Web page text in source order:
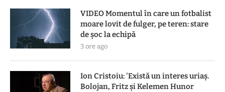
VIDEO Momentul în care un fotbalist
moare lovit de fulger, pe teren: stare
de șoc la echipă
3 ore ago
Ion Cristoiu: 'Există un interes uriaș.
Bolojan, Fritz și Kelemen Hunor